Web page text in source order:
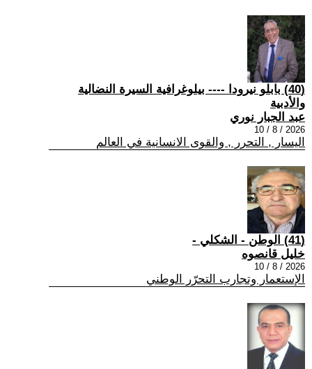
(40) بابلو نيرودا ---- بيلوغرافية السيرة النضالية
والأدبية
عبد الجبار نوري
2026 / 8 / 10
اليسار , التحرر , والقوى الانسانية في العالم
(41) الوطن - الشكلي -
خليل قانصوه
2026 / 8 / 10
الإستعمار وتجارب التحرّر الوطني